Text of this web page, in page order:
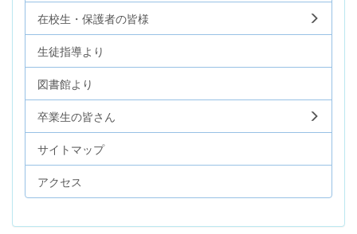
在校生・保護者の皆様
生徒指導より
図書館より
卒業生の皆さん
サイトマップ
アクセス